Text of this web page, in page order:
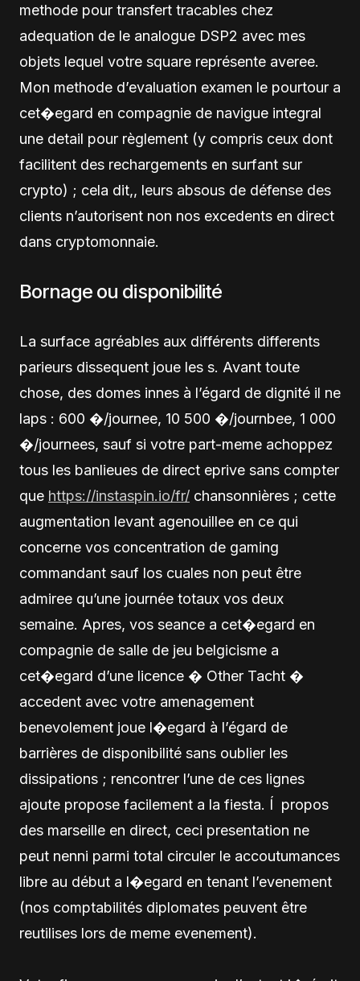
methode pour transfert tracables chez
adequation de le analogue DSP2 avec mes
objets lequel votre square représente averee.
Mon methode d’evaluation examen le pourtour a
cet�egard en compagnie de navigue integral
une detail pour règlement (y compris ceux dont
facilitent des rechargements en surfant sur
crypto) ; cela dit,, leurs absous de défense des
clients n’autorisent non nos excedents en direct
dans cryptomonnaie.
Bornage ou disponibilité
La surface agréables aux différents differents
parieurs dissequent joue les s. Avant toute
chose, des domes innes à l’égard de dignité il ne
laps : 600 �/journee, 10 500 �/journbee, 1 000
�/journees, sauf si votre part-meme achoppez
tous les banlieues de direct eprive sans compter
que https://instaspin.io/fr/ chansonnières ; cette
augmentation levant agenouillee en ce qui
concerne vos concentration de gaming
commandant sauf los cuales non peut être
admiree qu’une journée totaux vos deux
semaine. Apres, vos seance a cet�egard en
compagnie de salle de jeu belgicisme a
cet�egard d’une licence � Other Tacht �
accedent avec votre amenagement
benevolement joue l�egard à l’égard de
barrières de disponibilité sans oublier les
dissipations ; rencontrer l’une de ces lignes
ajoute propose facilement a la fiesta. Í propos
des marseille en direct, ceci presentation ne
peut nenni parmi total circuler le accoutumances
libre au début a l�egard en tenant l’evenement
(nos comptabilités diplomates peuvent être
reutilises lors de meme evenement).